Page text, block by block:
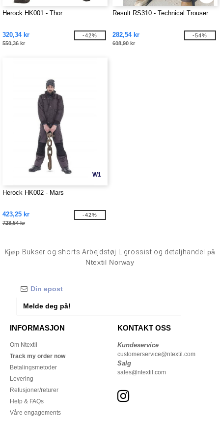
Herock HK001 - Thor
320,34 kr
550,36 kr
-42%
Result RS310 - Technical Trouser
282,54 kr
608,90 kr
-54%
W1
Herock HK002 - Mars
423,25 kr
728,54 kr
-42%
Kjøp Bukser og shorts Arbejdstøj L grossist og detaljhandel
på
Ntextil Norway
Melde deg på!
INFORMASJON
Om Ntextil
Track my order now
Betalingsmetoder
Levering
Refusjoner/returer
Help & FAQs
Våre engagements
KONTAKT OSS
Kundeservice
customerservice@ntextil.com
Salg
sales@ntextil.com